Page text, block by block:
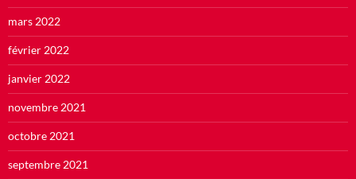
mars 2022
février 2022
janvier 2022
novembre 2021
octobre 2021
septembre 2021